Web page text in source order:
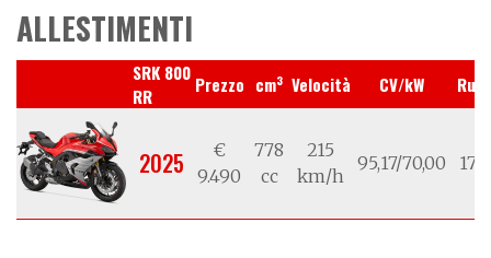
ALLESTIMENTI
SRK 800
RR
Prezzo cm3 Velocità CV/kW
2025
€
9.490
778
cc
215
km/h
95,17/70,00 17/